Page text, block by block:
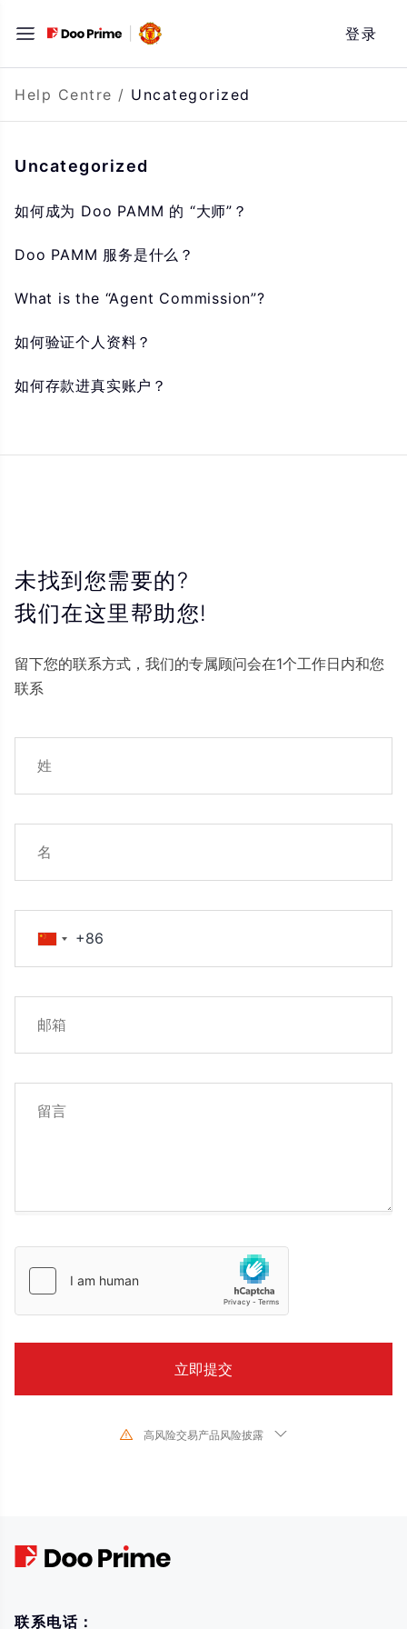
content
登录
Help Centre / Uncategorized
Uncategorized
如何成为 Doo PAMM 的 “大师”？
Doo PAMM 服务是什么？
What is the “Agent Commission”?
如何验证个人资料？
如何存款进真实账户？
未找到您需要的?
我们在这里帮助您!
留下您的联系方式，我们的专属顾问会在1个工作日内和您
联系
高风险交易产品风险披露
联系电话：